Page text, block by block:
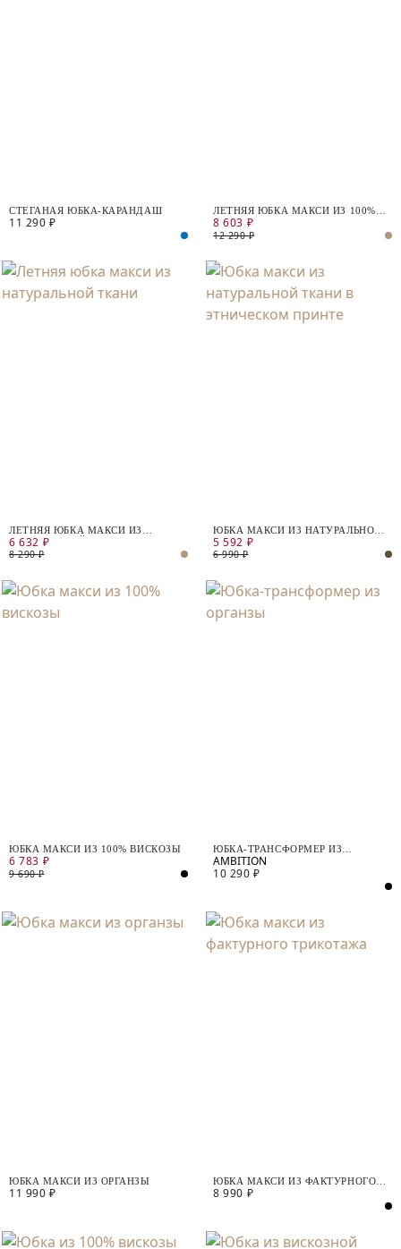
СТЕГАНАЯ ЮБКА-КАРАНДАШ
11 290 ₽
ЛЕТНЯЯ ЮБКА МАКСИ ИЗ 100%
ХЛОПКА С РАЗРЕЗАМИ
8 603 ₽
12 290 ₽
ЛЕТНЯЯ ЮБКА МАКСИ ИЗ
НАТУРАЛЬНОЙ ТКАНИ
6 632 ₽
8 290 ₽
ЮБКА МАКСИ ИЗ НАТУРАЛЬНОЙ
ТКАНИ В ЭТНИЧЕСКОМ ПРИНТЕ
5 592 ₽
6 990 ₽
ЮБКА МАКСИ ИЗ 100% ВИСКОЗЫ
6 783 ₽
9 690 ₽
ЮБКА-ТРАНСФОРМЕР ИЗ
ОРГАНЗЫ
10 290 ₽
ЮБКА МАКСИ ИЗ ОРГАНЗЫ
11 990 ₽
ЮБКА МАКСИ ИЗ ФАКТУРНОГО
ТРИКОТАЖА
8 990 ₽